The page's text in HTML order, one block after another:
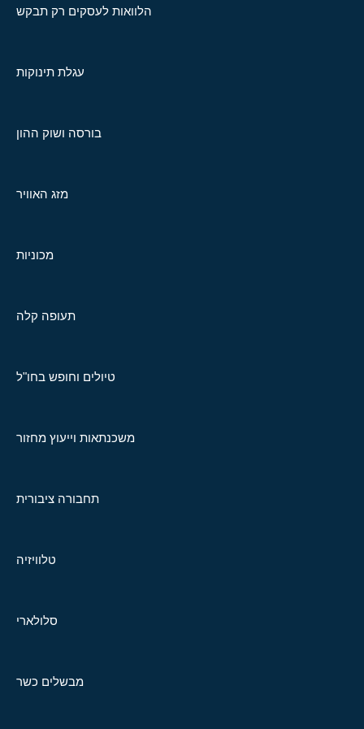
הלוואות לעסקים רק תבקש
עגלת תינוקות
בורסה ושוק ההון
מזג האוויר
מכוניות
תעופה קלה
טיולים וחופש בחו"ל
משכנתאות וייעוץ מחזור
תחבורה ציבורית
טלוויזיה
סלולארי
מבשלים כשר